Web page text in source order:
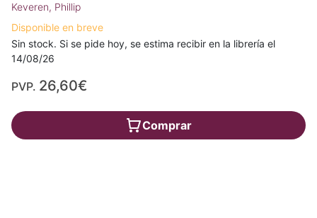
Keveren, Phillip
Disponible en breve
Sin stock. Si se pide hoy, se estima recibir en la librería el
14/08/26
PVP. 26,60€
Comprar